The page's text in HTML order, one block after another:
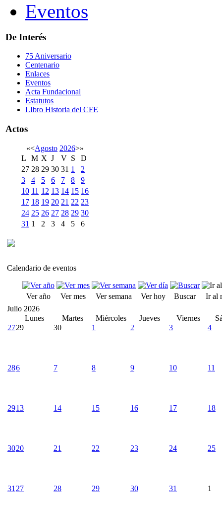
Eventos
De Interés
75 Aniversario
Centenario
Enlaces
Eventos
Acta Fundacional
Estatutos
LIbro Historia del CFE
Actos
«<Agosto 2026>»
L
M X J V S
D
27 28 29 30 31 1
2
3
4 5 6 7 8
9
10 11 12 13 14 15 16
17 18 19 20 21 22 23
24 25 26 27 28 29 30
31 1 2 3 4 5 6
Calendario de eventos
Ver año Ver mes Ver semana Ver hoy Buscar
Ir al
Julio 2026
Lunes
Martes Miércoles Jueves Viernes
2729 30 1 2 3 4
286 7 8 9 10 11
2913 14 15 16 17 18
3020 21 22 23 24 25
31 27 28 29 30 31 1